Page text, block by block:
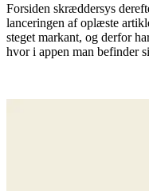
Forsiden skræddersys
lanceringen af oplæste
steget markant, og derfor
hvor i appen man befinder